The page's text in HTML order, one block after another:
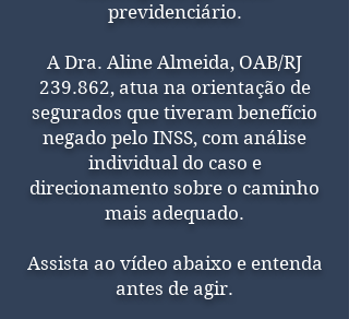
previdenciário.
A Dra. Aline Almeida, OAB/RJ
239.862, atua na orientação de
segurados que tiveram benefício
negado pelo INSS, com análise
individual do caso e
direcionamento sobre o caminho
mais adequado.
Assista ao vídeo abaixo e entenda
antes de agir.